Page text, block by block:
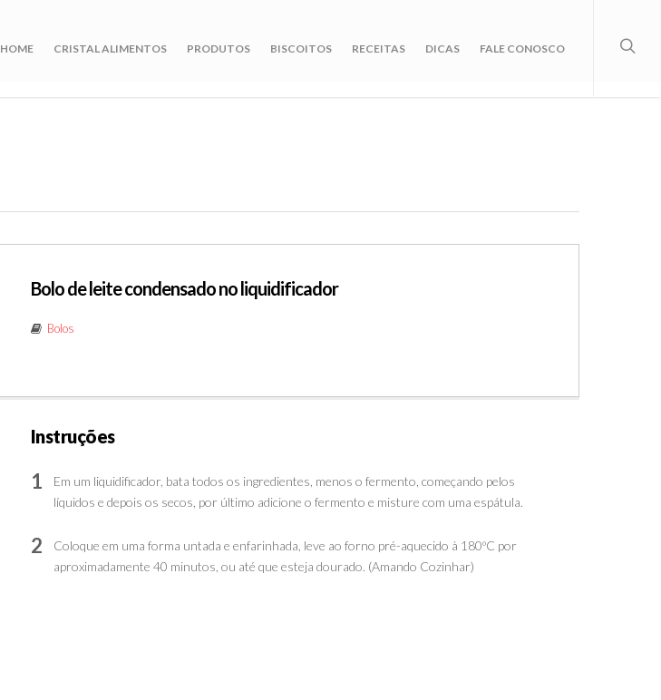
HOME CRISTAL ALIMENTOS PRODUTOS BISCOITOS RECEITAS DICAS FALE CONOSCO
Bolo de leite condensado no liquidificador
Bolos
Instruções
1
Em um liquidificador, bata todos os ingredientes, menos o fermento, começando pelos
líquidos e depois os secos, por último adicione o fermento e misture com uma espátula.
2
Coloque em uma forma untada e enfarinhada, leve ao forno pré-aquecido à 180ºC por
aproximadamente 40 minutos, ou até que esteja dourado. (Amando Cozinhar)